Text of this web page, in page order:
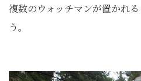
複数のウォッチマンが置かれ
う。